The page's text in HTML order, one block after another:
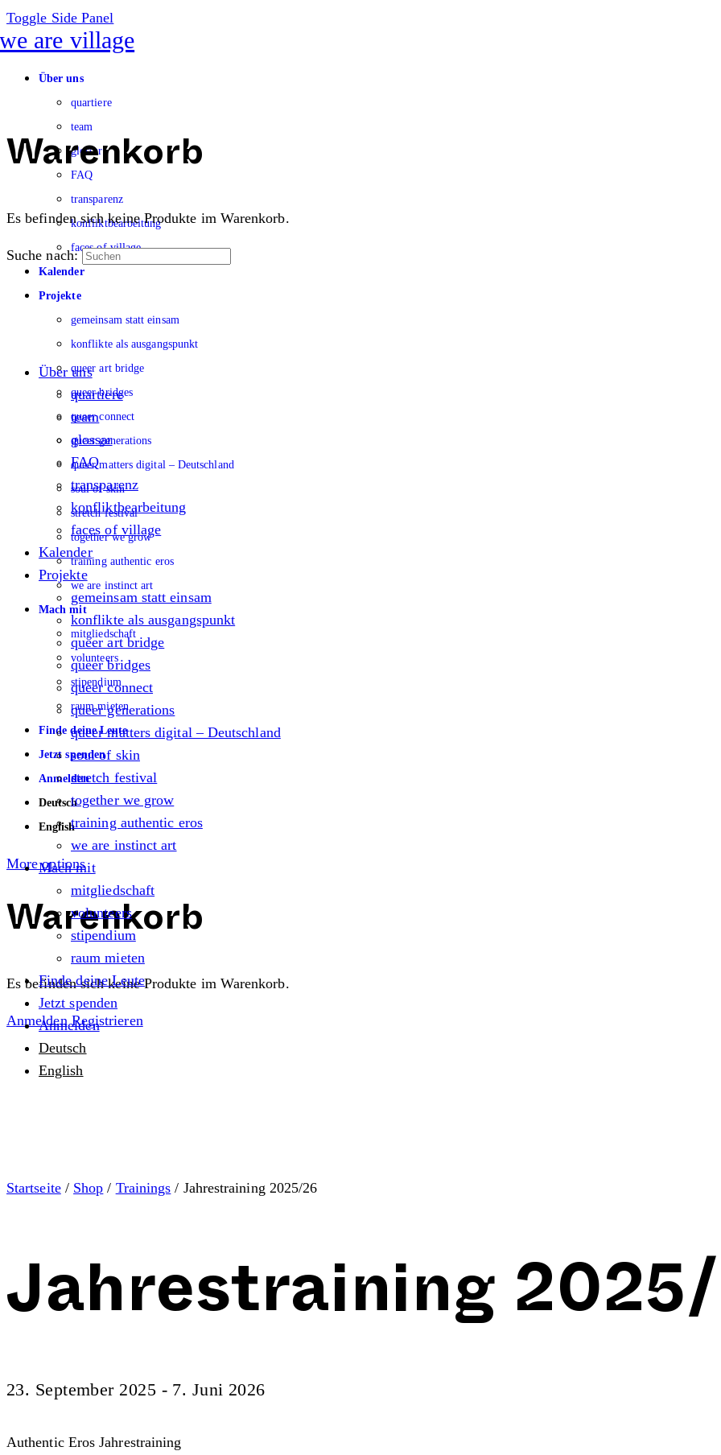
Toggle Side Panel
Über uns
quartiere
team
glossar
FAQ
transparenz
konfliktbearbeitung
faces of village
Kalender
Projekte
gemeinsam statt einsam
konflikte als ausgangspunkt
queer art bridge
queer bridges
queer connect
queer generations
queer matters digital – Deutschland
soul of skin
stretch festival
together we grow
training authentic eros
we are instinct art
Mach mit
mitgliedschaft
volunteers
stipendium
raum mieten
Finde deine Leute
Jetzt spenden
Anmelden
Deutsch
English
More options
Warenkorb
Es befinden sich keine Produkte im Warenkorb.
Anmelden Registrieren
Warenkorb
Es befinden sich keine Produkte im Warenkorb.
Suche nach:
Über uns
quartiere
team
glossar
FAQ
transparenz
konfliktbearbeitung
faces of village
Kalender
Projekte
gemeinsam statt einsam
konflikte als ausgangspunkt
queer art bridge
queer bridges
queer connect
queer generations
queer matters digital – Deutschland
soul of skin
stretch festival
together we grow
training authentic eros
we are instinct art
Mach mit
mitgliedschaft
volunteers
stipendium
raum mieten
Finde deine Leute
Jetzt spenden
Anmelden
Deutsch
English
Startseite/ Shop / Trainings / Jahrestraining 2025/26
Jahrestraining
23. September 2025 - 7. Juni 2026
Authentic Eros Jahrestraining